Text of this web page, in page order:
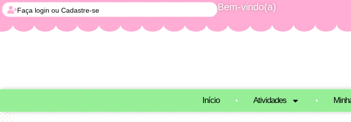
Faça login ou Cadastre-se Bem-vindo(a)
Início Atividades